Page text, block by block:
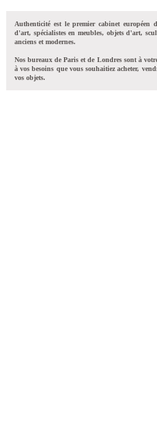
Authenticité est le premier cabinet européen
d'art, spécialistes en meubles, objets d'art,
anciens et modernes.
Nos bureaux de Paris et de Londres sont à
à vos besoins que vous souhaitiez acheter,
vos objets.